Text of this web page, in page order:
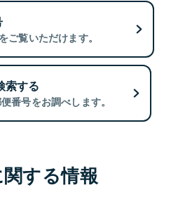
ご覧いただけます。
索する
番号をお調べします。
する情報